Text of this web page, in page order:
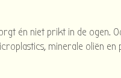
én niet prikt in de ogen.
minerale oliën en